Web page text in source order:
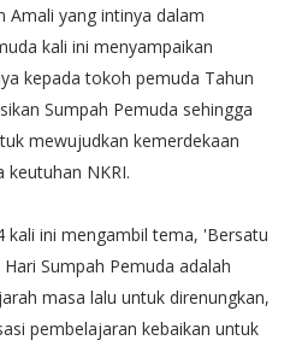
Amali yang intinya dalam
kali ini menyampaikan
kepada tokoh pemuda Tahun
Sumpah Pemuda sehingga
mewujudkan kemerdekaan
keutuhan NKRI.
kali ini mengambil tema, 'Bersatu
Sumpah Pemuda adalah
masa lalu untuk direnungkan,
pembelajaran kebaikan untuk